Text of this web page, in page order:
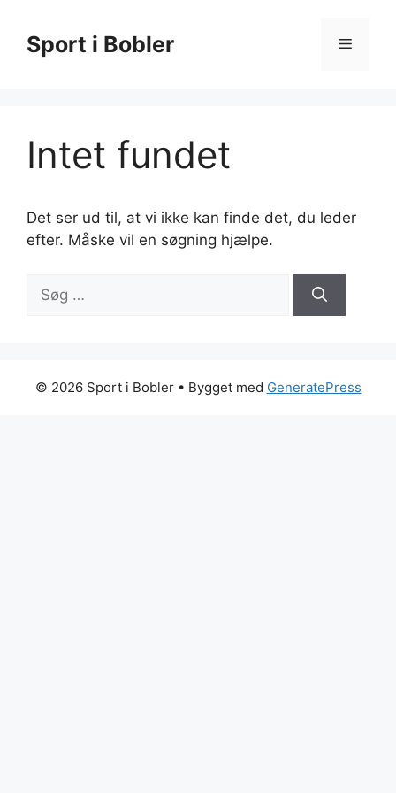
indholdSport i Bobler Menu
Intet fundet
Det ser ud til, at vi ikke kan finde det, du leder
efter. Måske vil en søgning hjælpe.
efter:
© 2026 Sport i Bobler• Bygget med GeneratePress